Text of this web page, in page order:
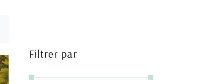
Filtrer par